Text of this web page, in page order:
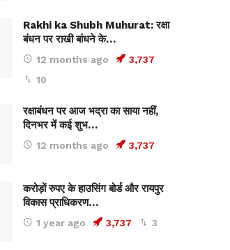
Rakhi ka Shubh Muhurat: रक्षा
बंधन पर राखी बांधने के…
12 months ago
3,737
10
रक्षाबंधन पर आज भद्रा का साया नहीं,
दिनभर में कई शुभ…
12 months ago 3,737
करोड़ों रुपए के हाउसिंग बोर्ड और रायपुर
विकास प्राधिकरण…
1 year ago 3,737 3